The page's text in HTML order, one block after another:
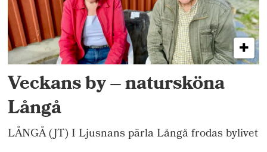
Veckans by – natursköna
Långå
LÅNGÅ (JT) I Ljusnans pärla Långå frodas bylivet